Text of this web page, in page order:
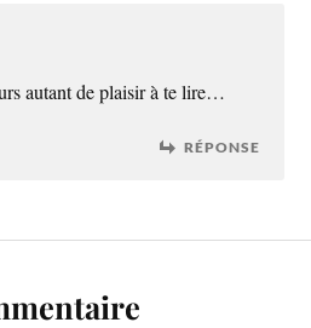
autant de plaisir à te lire…
RÉPONSE